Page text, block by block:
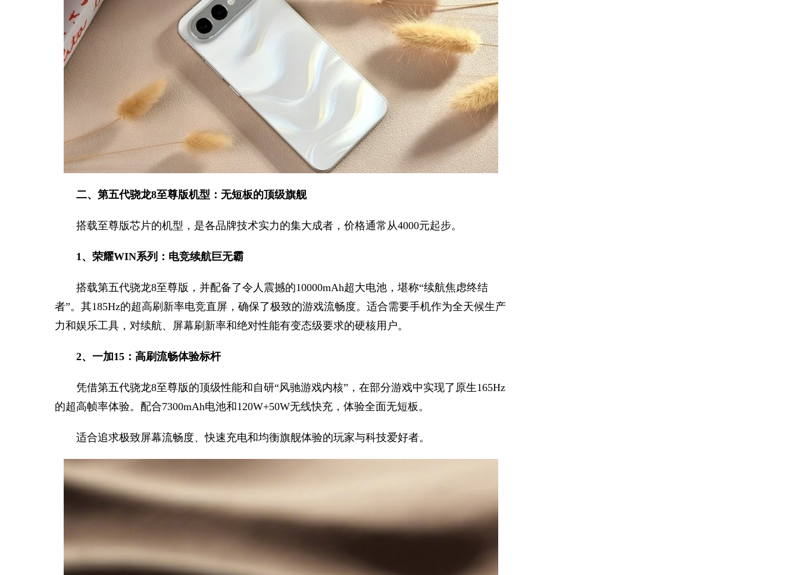
二、第五代骁龙8至尊版机型：无短板的顶级旗舰
搭载至尊版芯片的机型，是各品牌技术实力的集大成者，价格通常从4000元起步。
1、荣耀WIN系列：电竞续航巨无霸
搭载第五代骁龙8至尊版，并配备了令人震撼的10000mAh超大电池，堪称“续航焦虑终结
者”。其185Hz的超高刷新率电竞直屏，确保了极致的游戏流畅度。适合需要手机作为全天候生产
力和娱乐工具，对续航、屏幕刷新率和绝对性能有变态级要求的硬核用户。
2、一加15：高刷流畅体验标杆
凭借第五代骁龙8至尊版的顶级性能和自研“风驰游戏内核”，在部分游戏中实现了原生165Hz
的超高帧率体验。配合7300mAh电池和120W+50W无线快充，体验全面无短板。
适合追求极致屏幕流畅度、快速充电和均衡旗舰体验的玩家与科技爱好者。